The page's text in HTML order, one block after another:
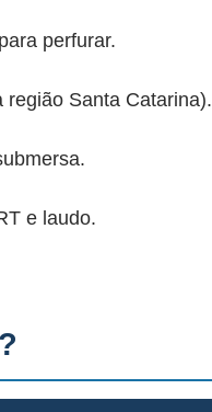
perfurar.
Santa Catarina).
e laudo.